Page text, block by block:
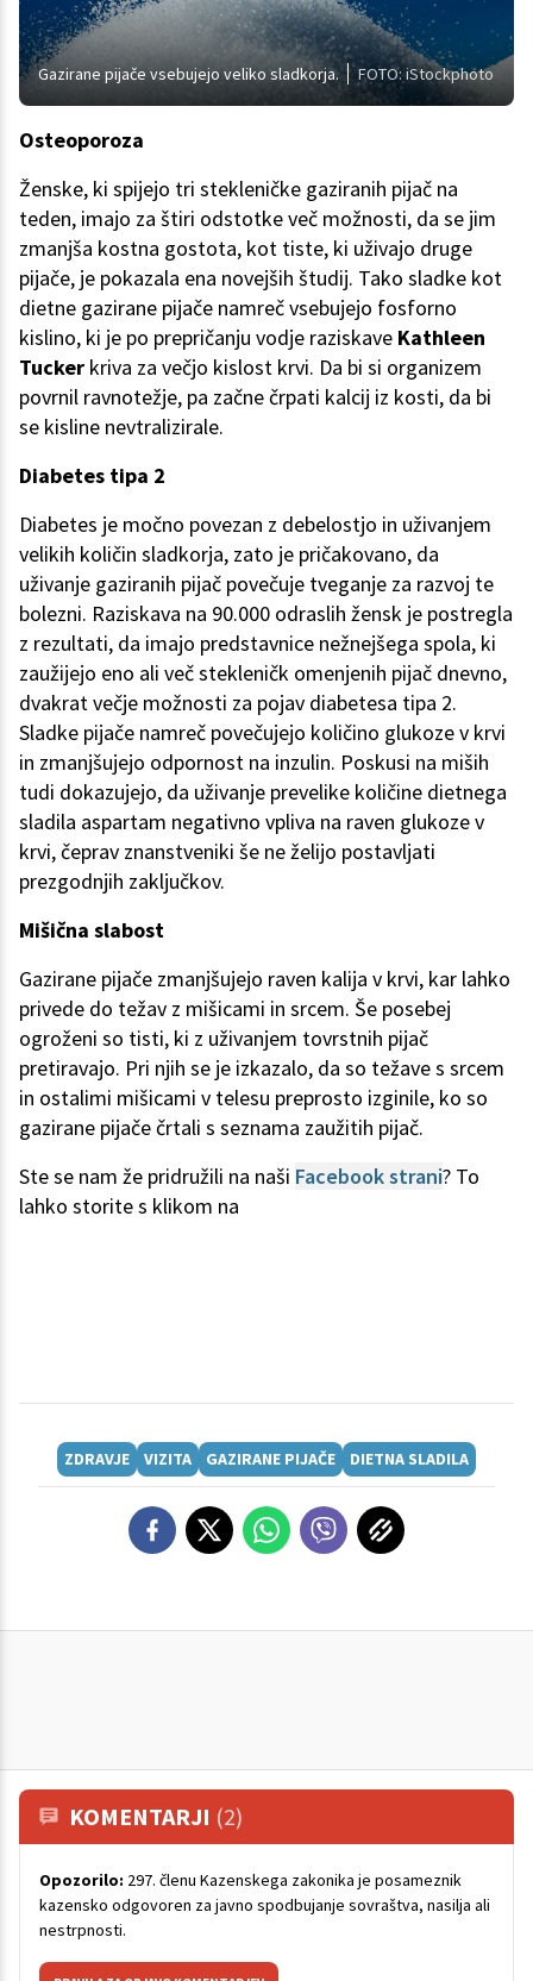
Gazirane pijače vsebujejo veliko sladkorja. FOTO: iStockphoto
Osteoporoza
Ženske, ki spijejo tri stekleničke gaziranih pijač na
teden, imajo za štiri odstotke več možnosti, da se jim
zmanjša kostna gostota, kot tiste, ki uživajo druge
pijače, je pokazala ena novejših študij. Tako sladke kot
dietne gazirane pijače namreč vsebujejo fosforno
kislino, ki je po prepričanju vodje raziskave Kathleen
Tucker kriva za večjo kislost krvi. Da bi si organizem
povrnil ravnotežje, pa začne črpati kalcij iz kosti, da bi
se kisline nevtralizirale.
Diabetes tipa 2
Diabetes je močno povezan z debelostjo in uživanjem
velikih količin sladkorja, zato je pričakovano, da
uživanje gaziranih pijač povečuje tveganje za razvoj te
bolezni. Raziskava na 90.000 odraslih žensk je postregla
z rezultati, da imajo predstavnice nežnejšega spola, ki
zaužijejo eno ali več stekleničk omenjenih pijač dnevno,
dvakrat večje možnosti za pojav diabetesa tipa 2.
Sladke pijače namreč povečujejo količino glukoze v krvi
in zmanjšujejo odpornost na inzulin. Poskusi na miših
tudi dokazujejo, da uživanje prevelike količine dietnega
sladila aspartam negativno vpliva na raven glukoze v
krvi, čeprav znanstveniki še ne želijo postavljati
prezgodnjih zaključkov.
Mišična slabost
Gazirane pijače zmanjšujejo raven kalija v krvi, kar lahko
privede do težav z mišicami in srcem. Še posebej
ogroženi so tisti, ki z uživanjem tovrstnih pijač
pretiravajo. Pri njih se je izkazalo, da so težave s srcem
in ostalimi mišicami v telesu preprosto izginile, ko so
gazirane pijače črtali s seznama zaužitih pijač.
Ste se nam že pridružili na naši Facebook strani? To
lahko storite s klikom na
ZDRAVJE VIZITA GAZIRANE PIJAČE DIETNA SLADILA
KOMENTARJI (2)
Opozorilo: 297. členu Kazenskega zakonika je posameznik
kazensko odgovoren za javno spodbujanje sovraštva, nasilja ali
nestrpnosti.